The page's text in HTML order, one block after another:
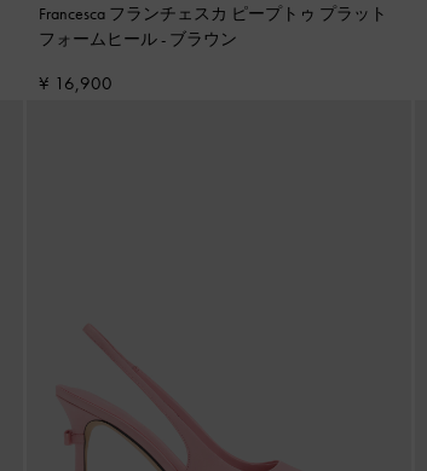
Francesca フランチェスカ ピープトゥ プラット
フォームヒール - ブラウン
¥ 16,900